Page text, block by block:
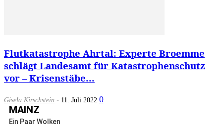
Flutkatastrophe Ahrtal: Experte Broemme
schlägt Landesamt für Katastrophenschutz
vor – Krisenstäbe...
Gisela Kirschstein - 11. Juli 2022 0
MAINZ
Ein Paar Wolken